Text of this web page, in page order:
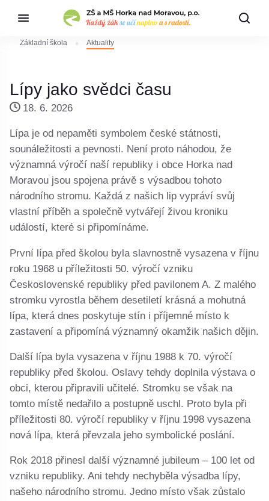
Základní škola Aktuality
Lípy jako svědci času
18. 6. 2026
Lípa je od nepaměti symbolem české státnosti,
sounáležitosti a pevnosti. Není proto náhodou, že
významná výročí naší republiky i obce Horka nad
Moravou jsou spojena právě s výsadbou tohoto
národního stromu. Každá z našich lip vypráví svůj
vlastní příběh a společně vytvářejí živou kroniku
událostí, které si připomínáme.
První lípa před školou byla slavnostně vysazena v říjnu
roku 1968 u příležitosti 50. výročí vzniku
Československé republiky před pavilonem A. Z malého
stromku vyrostla během desetiletí krásná a mohutná
lípa, která dnes poskytuje stín i příjemné místo k
zastavení a připomíná významný okamžik našich dějin.
Další lípa byla vysazena v říjnu 1988 k 70. výročí
republiky před školou. Oslavy tehdy doplnila výstava o
obci, kterou připravili učitelé. Stromku se však na
tomto místě nedařilo a postupně uschl. Proto byla při
příležitosti 80. výročí republiky v říjnu 1998 vysazena
nová lípa, která převzala jeho symbolické poslání.
Rok 2018 přinesl další významné jubileum – 100 let od
vzniku republiky. Ani tehdy nechyběla výsadba lípy,
našeho národního stromu. Jedno místo však zůstalo